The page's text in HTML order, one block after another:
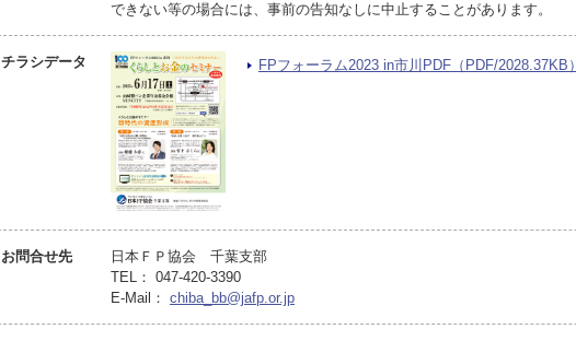
できない等の場合には、事前の告知なしに中止することがあります。
チラシデータ FPフォーラム2023 in市川PDF（PDF/2028.37KB）
お問合せ先
日本ＦＰ協会 千葉支部
TEL： 047-420-3390
E-Mail： chiba_bb@jafp.or.jp